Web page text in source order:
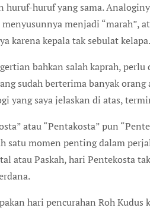
huruf-huruf yang sama.
menjadi “marah”,
karena kepala tak sebulat kelapa.
bahkan salah kaprah,
sudah berterima banyak orang
yang saya jelaskan di atas,
atau “Pentakosta” pun
satu momen penting dalam
atau Paskah, hari Pentekosta
hari pencurahan Roh